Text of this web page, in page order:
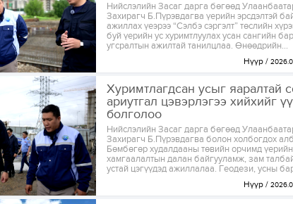
Нийслэлийн Засаг дарга бөгөөд
Захирагч Б.Пүрэвдагва үерийн эрсдэлтэй
ажиллах үеэрээ “Сэлбэ сэргэлт” төслийн
буй үерийн ус хуримтлуулах усан сангийн
угсралтын ажилтай танилцлаа. Өнөөдрийн...
Нүүр
Хуримтлагдсан усыг яаралтай
ариутгал цэвэрлэгээ хийхийг
болголоо
Нийслэлийн Засаг дарга бөгөөд
Захирагч Б.Пүрэвдагва болон холбогдох
Бөмбөгөр худалдааны төвийн орчимд үерийн
хамгаалалтын далан байгууламж, зам
устай цэгүүдэд ажиллалаа. Геодези, усны
Нүүр